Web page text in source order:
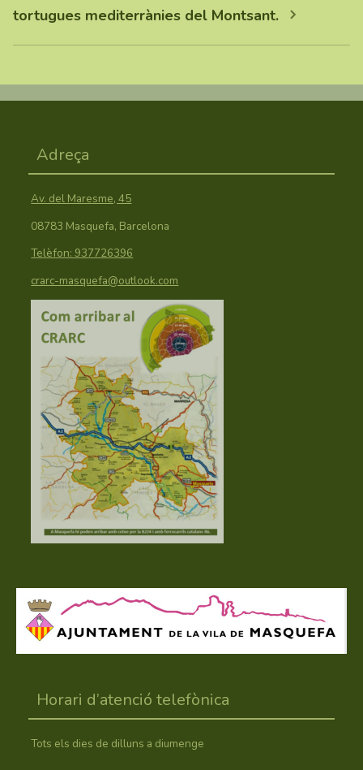
tortugues mediterrànies del Montsant.
Adreça
Av. del Maresme, 45
08783 Masquefa, Barcelona
Telèfon: 937726396
crarc-masquefa@outlook.com
Horari d’atenció telefònica
Tots els dies de dilluns a diumenge